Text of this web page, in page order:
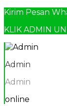
Kirim Pesan
KLIK ADMIN
Admin
Admin
online